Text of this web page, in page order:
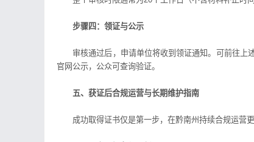
步骤四：领证与公示
审核通过后，申请单位将收到领证通知。可前往上
官网公示，公众可查询验证。
五、获证后合规运营与长期维护指南
成功取得证书仅是第一步，在黔南州持续合规运营更